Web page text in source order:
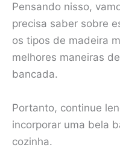
Pensando nisso,
precisa saber sobre
os tipos de madeira
melhores maneiras
bancada.
Portanto, continue
incorporar uma bela
cozinha.